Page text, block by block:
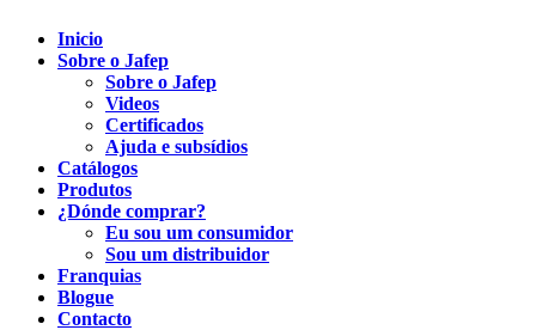
Inicio
Sobre o Jafep
Sobre o Jafep
Videos
Certificados
Ajuda e subsídios
Catálogos
Produtos
¿Dónde comprar?
Eu sou um consumidor
Sou um distribuidor
Franquias
Blogue
Contacto